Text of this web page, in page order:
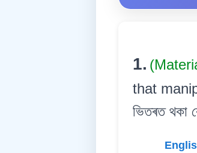
1.
that
ভিতৰত থকা